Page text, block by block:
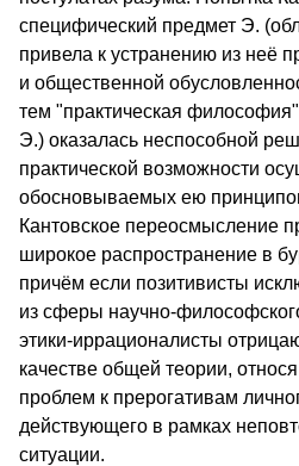
специфический предмет Э.
привела к устранению из неё
и общественной
тем "практическая
Э.) оказалась неспособной
практической возможности
обосновываемых ею
Кантовское переосмысление
широкое распространение в
причём если позитивисты
из сферы научно-
этики-иррационалисты
качестве общей теории,
проблем к прерогативам
действующего в рамках
ситуации.